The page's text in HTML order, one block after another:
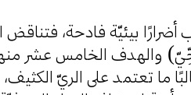
أضرارًا بيئيّة فادحة،
والهدف الخامس عشر منها
ما تعتمد على الريّ